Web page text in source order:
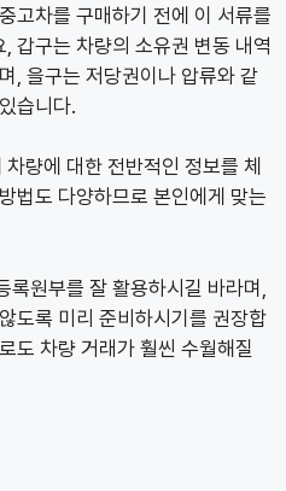
고차를 구매하기 전에 이 서류를
갑구는 차량의 소유권 변동 내역
, 을구는 저당권이나 압류와 같
습니다.
량에 대한 전반적인 정보를 체
법도 다양하므로 본인에게 맞는
원부를 잘 활용하시길 바라며,
도록 미리 준비하시기를 권장합
도 차량 거래가 훨씬 수월해질